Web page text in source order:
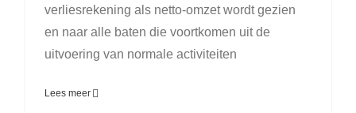
verliesrekening als netto-omzet wordt gezien
en naar alle baten die voortkomen uit de
uitvoering van normale activiteiten
Lees meer